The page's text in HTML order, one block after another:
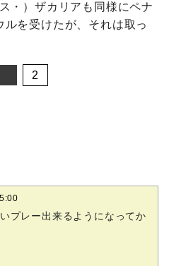
・）ザカリアも同様にペナ
を受けたが、それは取っ
2
プレー出来るようになってか